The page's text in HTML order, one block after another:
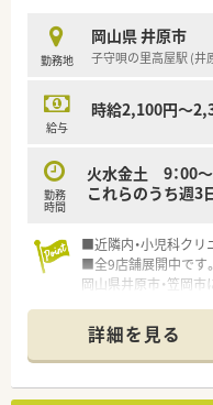
■年収アップを目指
境で長く働きたいと
■調剤業務だけでな
勤務地
岡山県 井原市
子守唄の里高屋駅 (井
給与
時給2,100円～
勤務
時間
火水金土 9：00～
これらのうち週3
■近隣内・小児科クリ
■全9店舗展開中です。
岡山県井原市・笠岡市
スタッフの平均年齢
中。在宅医療に興味
詳細を見る